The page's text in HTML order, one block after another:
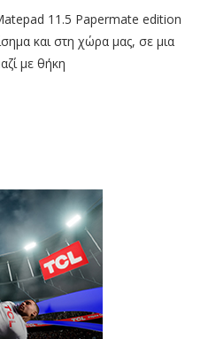
11.5 Papermate edition
και στη χώρα μας, σε μια
με θήκη